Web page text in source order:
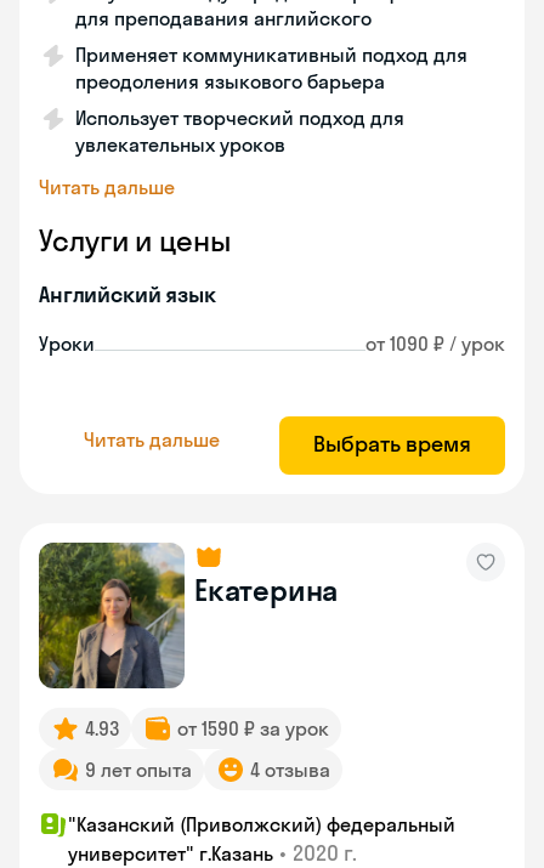
для преподавания английского
Применяет коммуникативный подход для
преодоления языкового барьера
Использует творческий подход для
увлекательных уроков
Читать дальше
Услуги и цены
Английский язык
Уроки от 1090 ₽ / урок
Читать дальше Выбрать время
Екатерина
4.93
от 1590 ₽ за урок
9 лет опыта
4 отзыва
"Казанский (Приволжский) федеральный
университет" г.Казань • 2020 г.